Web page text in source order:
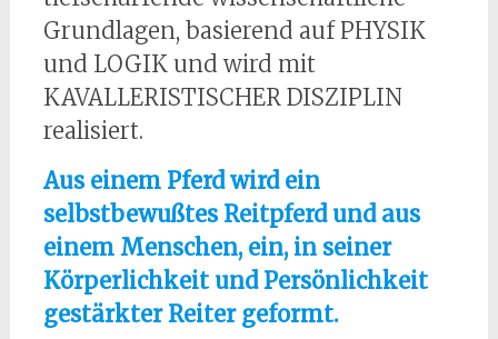
Grundlagen, basierend auf PHYSIK
und LOGIK und wird mit
KAVALLERISTISCHER DISZIPLIN
realisiert.
Aus einem Pferd wird ein
selbstbewußtes Reitpferd und aus
einem Menschen, ein, in seiner
Körperlichkeit und Persönlichkeit
gestärkter Reiter geformt.